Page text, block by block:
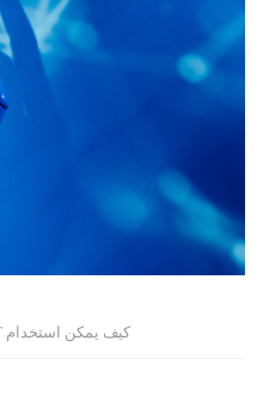
كيف يمكن استخدام ChatGPT في التداول؟